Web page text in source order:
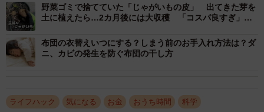
また、繊維そのものにもダメージを与えるため、生地がゴ
ワゴワと硬くなったり、傷んで破れやすくなったりして、
大切な洋服の寿命を縮めてしまいます。
野菜ゴミで捨てていた「じゃがいもの皮」 出てきた芽を
土に植えたら…2カ月後には大収穫 「コスパ良すぎ」
布団の衣替えいつにする？しまう前のお手入れ方法は？ダ
ニ、カビの発生を防ぐ布団の干し方
ライフハック 気になる お金 おうち時間 科学